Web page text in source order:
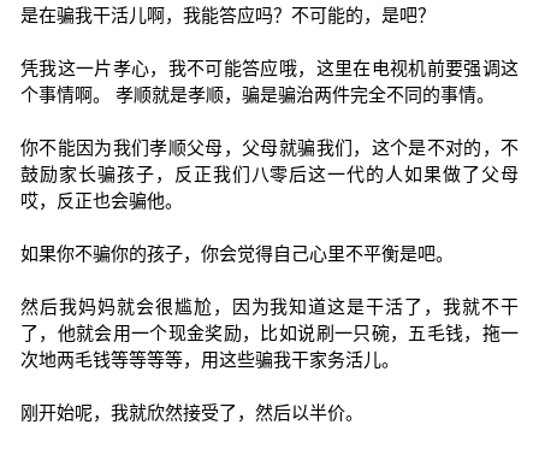
是在骗我干活儿啊，我能答应吗？不可能的，是吧？
凭我这一片孝心，我不可能答应哦，这里在电视机前要强调这
个事情啊。 孝顺就是孝顺，骗是骗治两件完全不同的事情。
你不能因为我们孝顺父母，父母就骗我们，这个是不对的，不
鼓励家长骗孩子，反正我们八零后这一代的人如果做了父母
哎，反正也会骗他。
如果你不骗你的孩子，你会觉得自己心里不平衡是吧。
然后我妈妈就会很尴尬，因为我知道这是干活了，我就不干
了，他就会用一个现金奖励，比如说刷一只碗，五毛钱，拖一
次地两毛钱等等等等，用这些骗我干家务活儿。
刚开始呢，我就欣然接受了，然后以半价。